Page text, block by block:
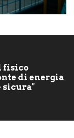
fisico
di energia
sicura"